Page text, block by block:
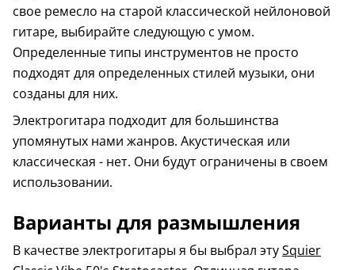
свое ремесло на старой классической нейлоновой
гитаре, выбирайте следующую с умом.
Определенные типы инструментов не просто
подходят для определенных стилей музыки, они
созданы для них.
Электрогитара подходит для большинства
упомянутых нами жанров. Акустическая или
классическая - нет. Они будут ограничены в своем
использовании.
Варианты для размышления
В качестве электрогитары я бы выбрал этуSquier